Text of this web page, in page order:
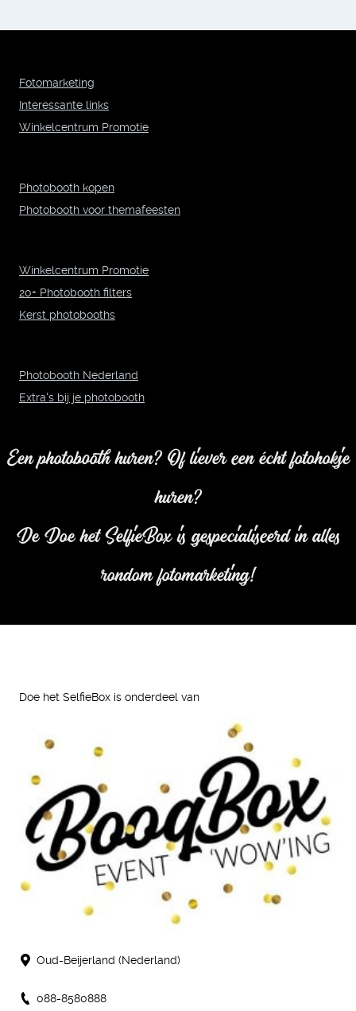
Fotomarketing
Interessante links
Winkelcentrum Promotie
Photobooth kopen
Photobooth voor themafeesten
Winkelcentrum Promotie
20+ Photobooth filters
Kerst photobooths
Photobooth Nederland
Extra's bij je photobooth
Een photobooth huren? Of liever een écht fotohokje
huren?
De Doe het SelfieBox is gespecialiseerd in alles
rondom fotomarketing!
Doe het SelfieBox is onderdeel van
Oud-Beijerland (Nederland)
088-8580888